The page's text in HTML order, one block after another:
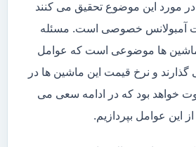
مورد این موضوع تحقیق می کنند
آمبولانس خصوصی است. مسئله
ماشین ها موضوعی است که عوامل
گذارند و نرخ قیمت این ماشین ها در
خواهد بود که در ادامه سعی می
این عوامل بپردازیم.